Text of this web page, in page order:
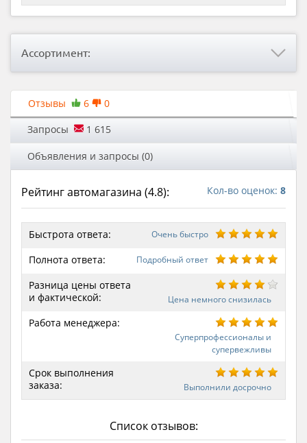
Ассортимент:
Отзывы 6 0
Запросы 1 615
Объявления и запросы (0)
Кол-во оценок: 8
Рейтинг автомагазина (4.8):
Быстрота ответа: Очень быстро
Полнота ответа: Подробный ответ
Разница цены ответа
и фактической:
Цена немного снизилась
Работа менеджера:
Суперпрофессионалы и
супервежливы
Срок выполнения
заказа:
Выполнили досрочно
Список отзывов: